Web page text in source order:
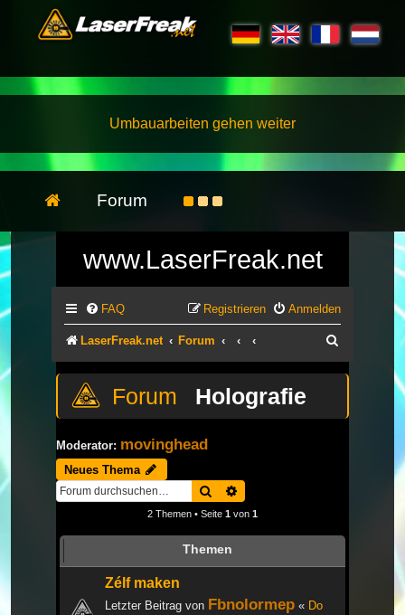
Umbauarbeiten gehen weiter
Forum
www.LaserFreak.net
FAQ Anmelden
Registrieren
LaserFreak.net Forum
Holografie
Moderator: movinghead
Neues Thema
Suche
2 Themen • Seite 1 von 1
Themen
Zélf maken
Letzter Beitrag von Fbnolormep « Do